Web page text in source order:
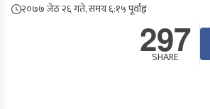
२०७७ जेठ २६ गते, समय ६:१५ पूर्वाह्न
297
SHARE